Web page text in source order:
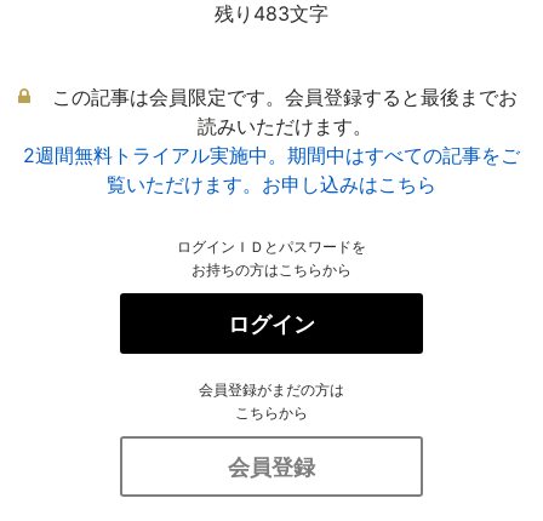
残り483文字
この記事は会員限定です。会員登録すると最後までお
読みいただけます。
2週間無料トライアル実施中。期間中はすべての記事をご
覧いただけます。お申し込みはこちら
ログインＩＤとパスワードを
お持ちの方はこちらから
ログイン
会員登録がまだの方は
こちらから
会員登録